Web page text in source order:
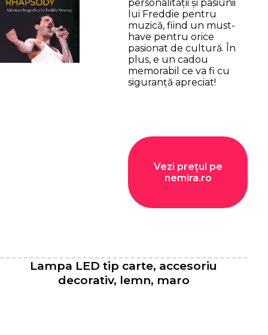
personalității și pasiunii
lui Freddie pentru
muzică, fiind un must-
have pentru orice
pasionat de cultură. În
plus, e un cadou
memorabil ce va fi cu
siguranță apreciat!
Vezi prețul pe
nemira.ro
Lampa LED tip carte, accesoriu
decorativ, lemn, maro